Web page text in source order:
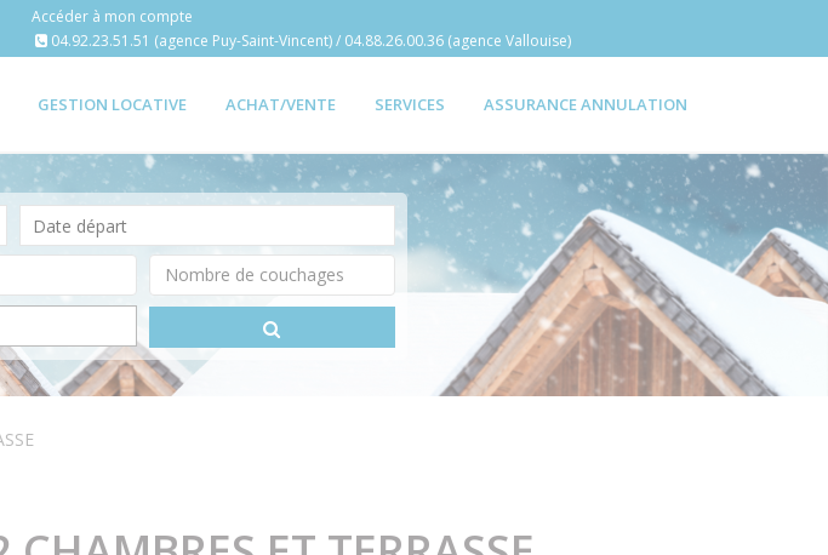
Accéder à mon compte
04.92.23.51.51 (agence Puy-Saint-Vincent) / 04.88.26.00.36 (agence Vallouise)
GESTION LOCATIVE ACHAT/VENTE SERVICES ASSURANCE ANNULATION